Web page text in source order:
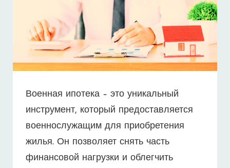
Военная ипотека – это уникальный
инструмент, который предоставляется
военнослужащим для приобретения
жилья. Он позволяет снять часть
финансовой нагрузки и облегчить